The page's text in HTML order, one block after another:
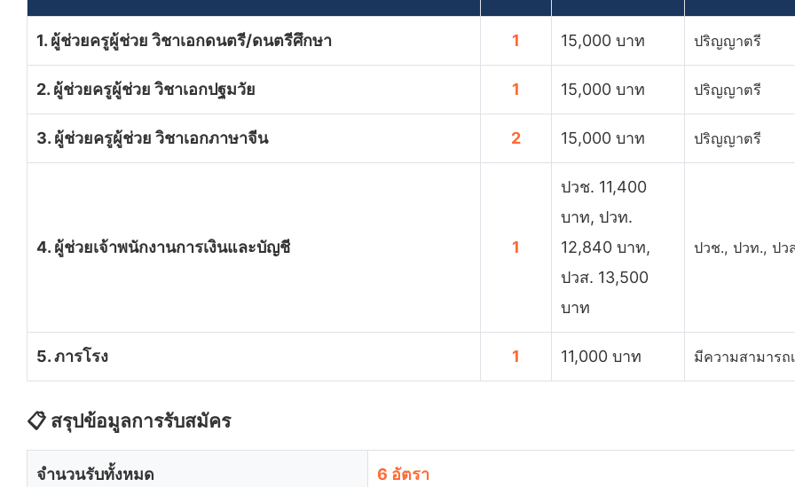
1. ผู้ช่วยครูผู้ช่วย วิชาเอกดนตรี/ดนตรีศึกษา 1 15,000 บาท ปริญญาตรี
2. ผู้ช่วยครูผู้ช่วย วิชาเอกปฐมวัย 1 15,000 บาท ปริญญาตรี
3. ผู้ช่วยครูผู้ช่วย วิชาเอกภาษาจีน 2 15,000 บาท ปริญญาตรี
4. ผู้ช่วยเจ้าพนักงานการเงินและบัญชี 1
ปวช. 11,400
บาท, ปวท.
12,840 บาท,
ปวส. 13,500
บาท
ปวช., ปวท., ปว
5. ภารโรง 1 11,000 บาท มีความสามาร
📋 สรุปข้อมูลการรับสมัคร
จำนวนรับทั้งหมด 6 อัตรา